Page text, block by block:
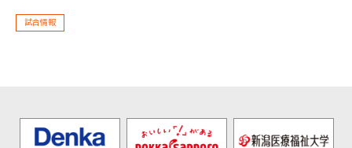
試合情報